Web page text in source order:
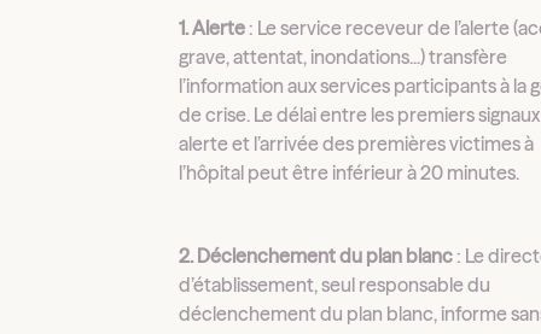
1. Alerte : Le service receveur de l’alerte
grave, attentat, inondations...) transfère
l’information aux services participants à la
de crise. Le délai entre les premiers
alerte et l’arrivée des premières victimes à
l’hôpital peut être inférieur à 20 minutes.
2. Déclenchement du plan blanc : Le
d’établissement, seul responsable du
déclenchement du plan blanc, informe